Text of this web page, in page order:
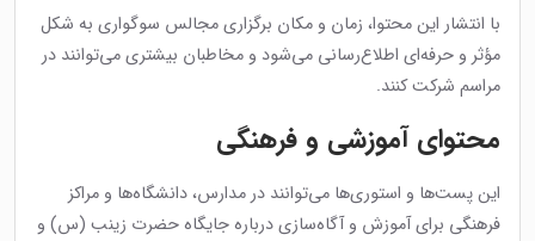
با انتشار این محتوا، زمان و مکان برگزاری مجالس سوگواری به شکل
مؤثر و حرفه‌ای اطلاع‌رسانی می‌شود و مخاطبان بیشتری می‌توانند در
مراسم شرکت کنند.
محتوای آموزشی و فرهنگی
این پست‌ها و استوری‌ها می‌توانند در مدارس، دانشگاه‌ها و مراکز
فرهنگی برای آموزش و آگاه‌سازی درباره جایگاه حضرت زینب (س) و